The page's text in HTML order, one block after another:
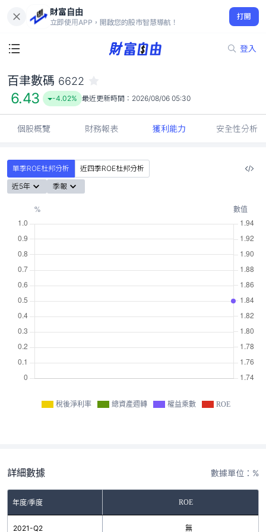
財富自由
立即使用APP，開啟您的股市智慧導航！
打開
登入
6.43
-4.02%
百聿數碼 6622
6.43 -4.02% 最近更新時間： 2026/08/06 05:30
個股概覽 財務報表 獲利能力 安全性分析
單季ROE杜邦分析
近四季ROE杜邦分析
近5年
季報
稅後淨利率 總資產週轉 權益乘數 ROE
詳細數據 數據單位：%
年度/季度 ROE
2021-Q2 無